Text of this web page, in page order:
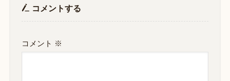
コメントする
コメント ※